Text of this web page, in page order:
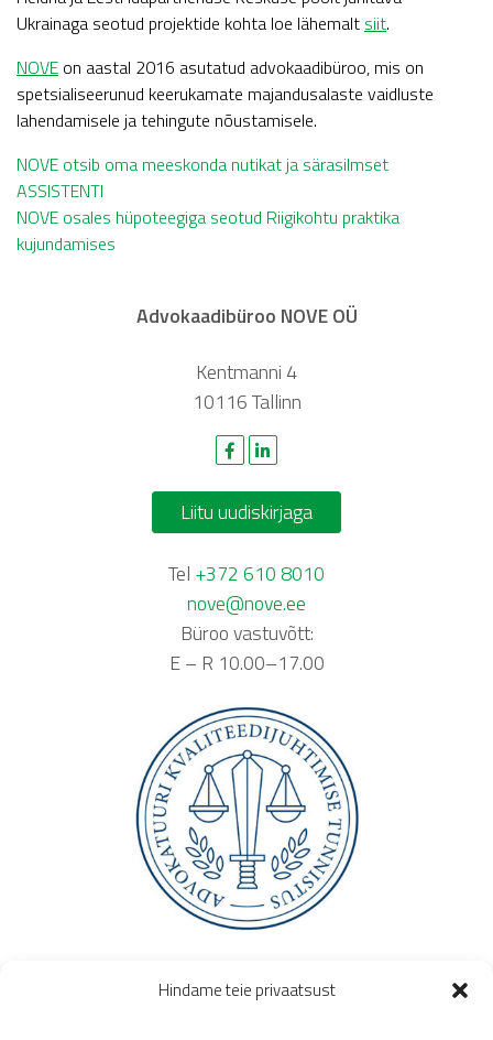
Hindame teie privaatsust
Ukrainaga seotud projektide kohta loe lähemalt siit.
NOVE on aastal 2016 asutatud advokaadibüroo, mis on
spetsialiseerunud keerukamate majandusalaste vaidluste
lahendamisele ja tehingute nõustamisele.
Navigeerimine
NOVE otsib oma meeskonda nutikat ja särasilmset
ASSISTENTI
NOVE osales hüpoteegiga seotud Riigikohtu praktika
kujundamises
Advokaadibüroo NOVE OÜ
Kentmanni 4
10116 Tallinn
Liitu uudiskirjaga
Tel +372 610 8010
nove@nove.ee
Büroo vastuvõtt:
E – R 10.00–17.00